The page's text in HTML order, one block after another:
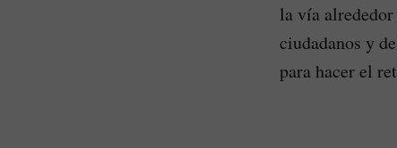
la vía
ciudadanos y
para hacer el